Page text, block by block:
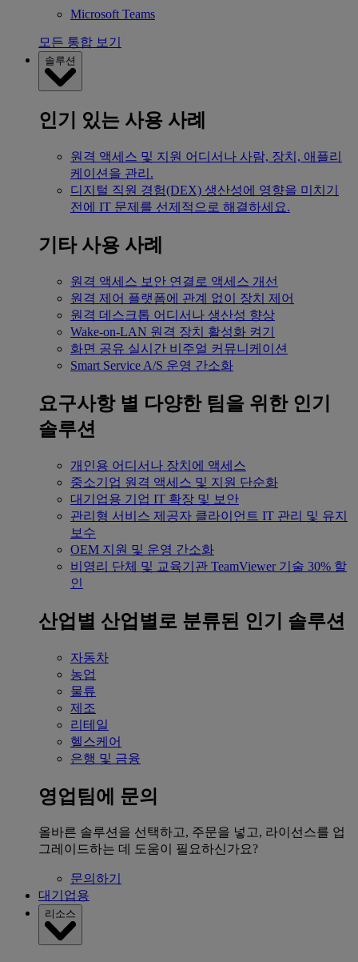
Microsoft Teams
모든 통합 보기
솔루션
인기 있는 사용 사례
원격 액세스 및 지원 어디서나 사람, 장치, 애플리
케이션을 관리.
디지털 직원 경험(DEX) 생산성에 영향을 미치기
전에 IT 문제를 선제적으로 해결하세요.
기타 사용 사례
원격 액세스 보안 연결로 액세스 개선
원격 제어 플랫폼에 관계 없이 장치 제어
원격 데스크톱 어디서나 생산성 향상
Wake-on-LAN 원격 장치 활성화 켜기
화면 공유 실시간 비주얼 커뮤니케이션
Smart Service A/S 운영 간소화
요구사항 별 다양한 팀을 위한 인기
솔루션
개인용 어디서나 장치에 액세스
중소기업 원격 액세스 및 지원 단순화
대기업용 기업 IT 확장 및 보안
관리형 서비스 제공자 클라이언트 IT 관리 및 유지
보수
OEM 지원 및 운영 간소화
비영리 단체 및 교육기관 TeamViewer 기술 30% 할
인
산업별 산업별로 분류된 인기 솔루션
자동차
농업
물류
제조
리테일
헬스케어
은행 및 금융
영업팀에 문의
올바른 솔루션을 선택하고, 주문을 넣고, 라이선스를 업
그레이드하는 데 도움이 필요하신가요?
문의하기
대기업용
리소스